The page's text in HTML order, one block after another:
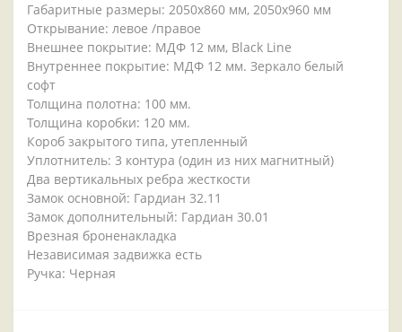
Габаритные размеры: 2050x860 мм, 2050x960 мм
Открывание: левое /правое
Внешнее покрытие: МДФ 12 мм, Black Line
Внутреннее покрытие: МДФ 12 мм. Зеркало белый
софт
Толщина полотна: 100 мм.
Толщина коробки: 120 мм.
Короб закрытого типа, утепленный
Уплотнитель: 3 контура (один из них магнитный)
Два вертикальных ребра жесткости
Замок основной: Гардиан 32.11
Замок дополнительный: Гардиан 30.01
Врезная броненакладка
Независимая задвижка есть
Ручка: Черная